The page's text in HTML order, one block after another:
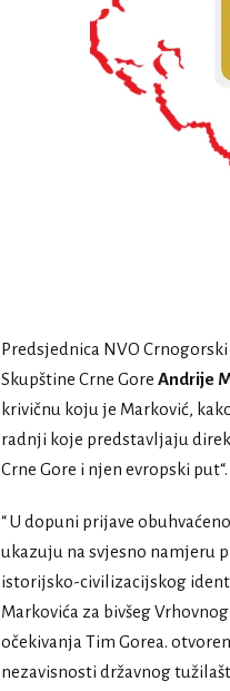
Predsjednica NVO
Skupštine Crne Gore Andrije
krivičnu koju je Marković,
radnji koje predstavljaju
Crne Gore i njen evropski put“.
“ U dopuni prijave
ukazuju na svjesno namjeru
istorijsko-civilizacijskog
Markovića za bivšeg
očekivanja Tim Gorea.
nezavisnosti državnog